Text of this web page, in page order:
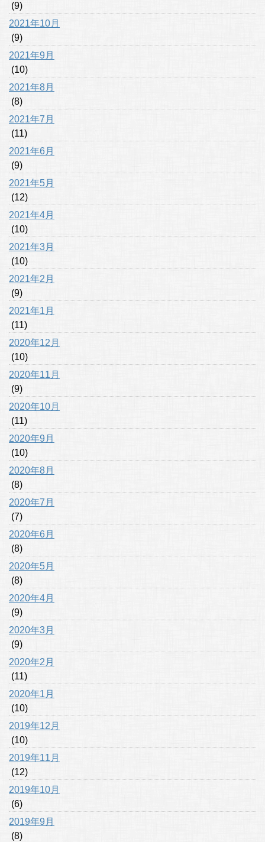
(9)
2021年10月
(9)
2021年9月
(10)
2021年8月
(8)
2021年7月
(11)
2021年6月
(9)
2021年5月
(12)
2021年4月
(10)
2021年3月
(10)
2021年2月
(9)
2021年1月
(11)
2020年12月
(10)
2020年11月
(9)
2020年10月
(11)
2020年9月
(10)
2020年8月
(8)
2020年7月
(7)
2020年6月
(8)
2020年5月
(8)
2020年4月
(9)
2020年3月
(9)
2020年2月
(11)
2020年1月
(10)
2019年12月
(10)
2019年11月
(12)
2019年10月
(6)
2019年9月
(8)